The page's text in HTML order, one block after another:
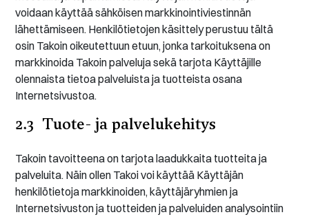
voidaan käyttää sähköisen markkinointiviestinnän
lähettämiseen. Henkilötietojen käsittely perustuu tältä
osin Takoin oikeutettuun etuun, jonka tarkoituksena on
markkinoida Takoin palveluja sekä tarjota Käyttäjille
olennaista tietoa palveluista ja tuotteista osana
Internetsivustoa.
2.3 Tuote- ja palvelukehitys
Takoin tavoitteena on tarjota laadukkaita tuotteita ja
palveluita. Näin ollen Takoi voi käyttää Käyttäjän
henkilötietoja markkinoiden, käyttäjäryhmien ja
Internetsivuston ja tuotteiden ja palveluiden analysointiin